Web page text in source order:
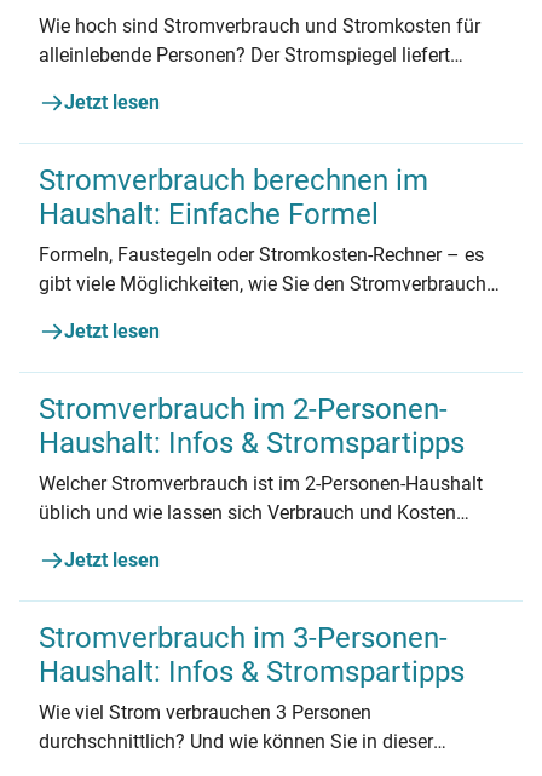
Wie hoch sind Stromverbrauch und Stromkosten für
alleinlebende Personen? Der Stromspiegel liefert
bezahlen als andere und wie sie sparen können.
Jetzt lesen
Stromverbrauch berechnen im
Haushalt: Einfache Formel
Formeln, Faustegeln oder Stromkosten-Rechner – es
gibt viele Möglichkeiten, wie Sie den Stromverbrauch
können. So legen Sie den Grundstein für weniger
Stromverbrauch.
Jetzt lesen
Stromverbrauch im 2-Personen-
Haushalt: Infos & Stromspartipps
Welcher Stromverbrauch ist im 2-Personen-Haushalt
üblich und wie lassen sich Verbrauch und Kosten
Personen-Haushalte!
Jetzt lesen
Stromverbrauch im 3-Personen-
Haushalt: Infos & Stromspartipps
Wie viel Strom verbrauchen 3 Personen
durchschnittlich? Und wie können Sie in dieser